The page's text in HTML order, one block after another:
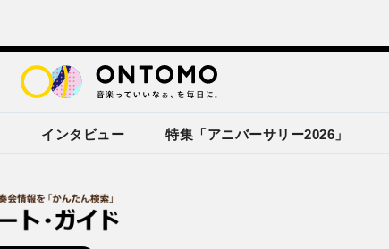
インタビュー 特集「アニバーサリー2026」